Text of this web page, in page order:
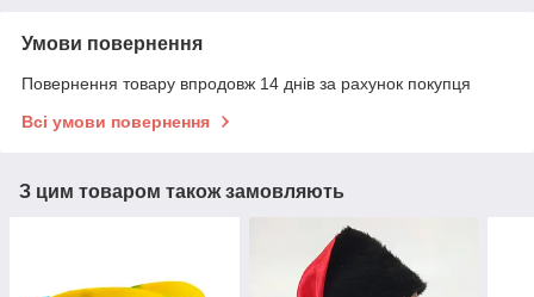
Умови повернення
Повернення товару впродовж 14 днів за рахунок покупця
Всі умови повернення
З цим товаром також замовляють